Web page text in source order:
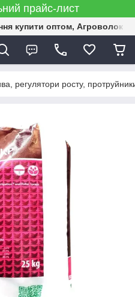
прайс-лист
купити оптом,
регулятори росту,